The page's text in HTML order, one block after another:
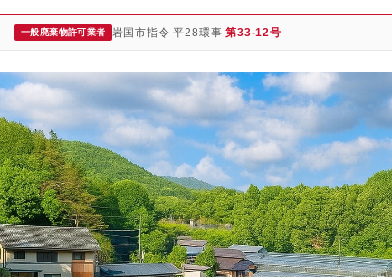
一般廃棄物許可業者 岩国市指令 平28環事第33-12号